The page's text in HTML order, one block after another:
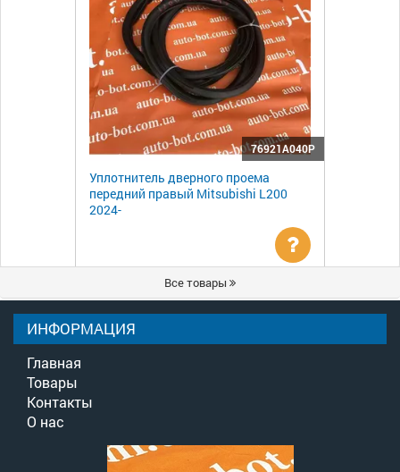
76921A040P
Уплотнитель дверного проема
передний правый Mitsubishi L200
2024-
Уточнить
цену
Все товары
ИНФОРМАЦИЯ
Главная
Товары
Контакты
О нас